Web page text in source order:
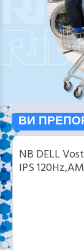
ВИ
NB DELL
IPS